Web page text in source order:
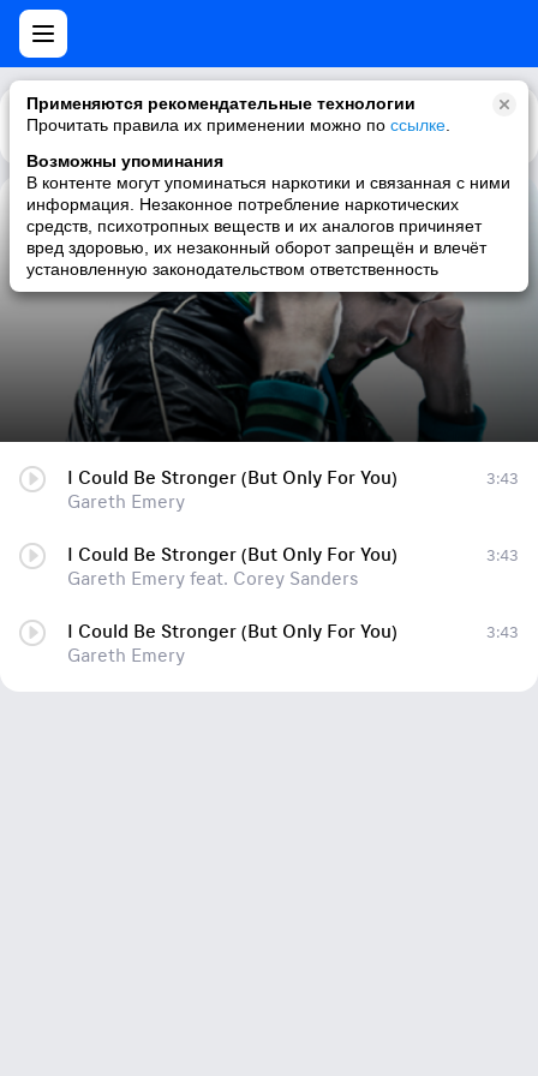
Применяются рекомендательные технологии
Прочитать правила их применении можно по ссылке
Возможны упоминания
В контенте могут упоминаться наркотики и связанная с ними
информация. Незаконное потребление наркотических
средств, психотропных веществ и их аналогов причиняет
вред здоровью, их незаконный оборот запрещён и влечёт
установленную законодательством ответственность
Каталог Рекомендации
I Could Be Stronger (But Only For You)
Gareth Emery
I Could Be Stronger (But Only For You)
Gareth Emery
3:43
I Could Be Stronger (But Only For You)
Gareth Emery feat. Corey Sanders
3:43
I Could Be Stronger (But Only For You)
Gareth Emery
3:43